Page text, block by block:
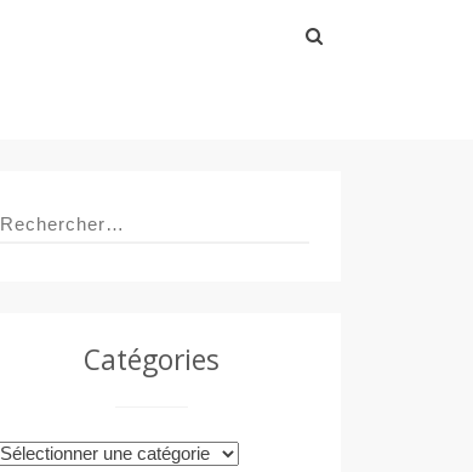
Rechercher :
Catégories
Catégories